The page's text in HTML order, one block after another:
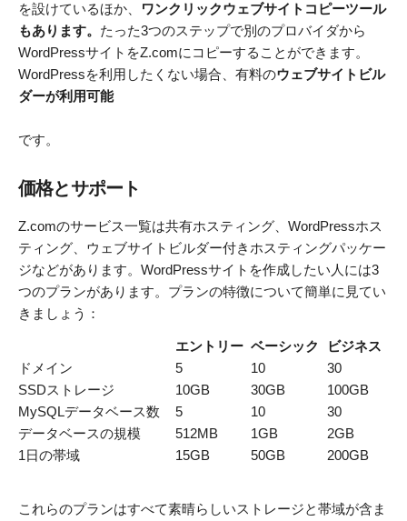
を設けているほか、
ワンクリックウェブサイトコピーツール
もあります。 たった3つのステップで別のプロバイダから
WordPressサイトをZ.comにコピーすることができます。
WordPressを利用したくない場合、有料のウェブサイトビル
ダーが利用可能
です。
価格とサポート
Z.comのサービス一覧は共有ホスティング、WordPressホス
ティング、ウェブサイトビルダー付きホスティングパッケー
ジなどがあります。WordPressサイトを作成したい人には3
つのプランがあります。プランの特徴について簡単に見てい
きましょう：
エントリー ベーシック
ビジネス
ドメイン
5 10
30
SSDストレージ
10GB 30GB
100GB
MySQLデータベース数
5 10
30
データベースの規模
512MB 1GB
2GB
1日の帯域
15GB 50GB 200GB
これらのプランはすべて素晴らしいストレージと帯域が含ま